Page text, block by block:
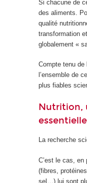
Si chacune de
des aliments.
qualité
transformation
globalement «
Compte tenu
l’ensemble de
plus fiables
Nutrition,
La recherche
C’est le cas,
(fibres,
sel…) lui sont